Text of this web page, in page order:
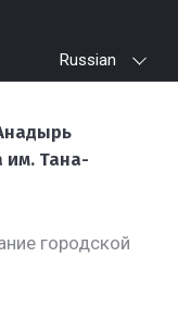
Russian
им. Тана-
городской